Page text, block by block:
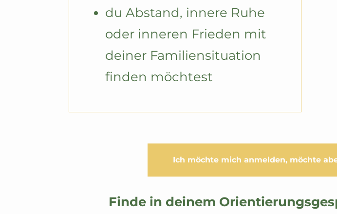
du Abstand, innere Ruhe
oder inneren Frieden mit
deiner Familiensituation
finden möchtest
Ich möchte mich anmelden, möchte
Finde in deinem